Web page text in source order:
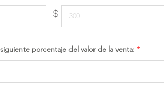
$
porcentaje del valor de la venta: